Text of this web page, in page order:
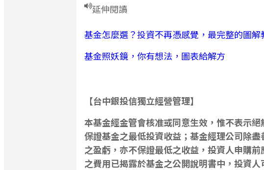
延伸閱讀
基金怎麼選？投資不再憑感覺，最完整的圖解
基金照妖鏡，你有想法，圖表給解方
【台中銀投信獨立經營管理】
本基金經金管會核准或同意生效，惟不表示
保證基金之最低投資收益；基金經理公司除
之盈虧，亦不保證最低之收益，投資人申購
之費用已揭露於基金之公開說明書中，投資